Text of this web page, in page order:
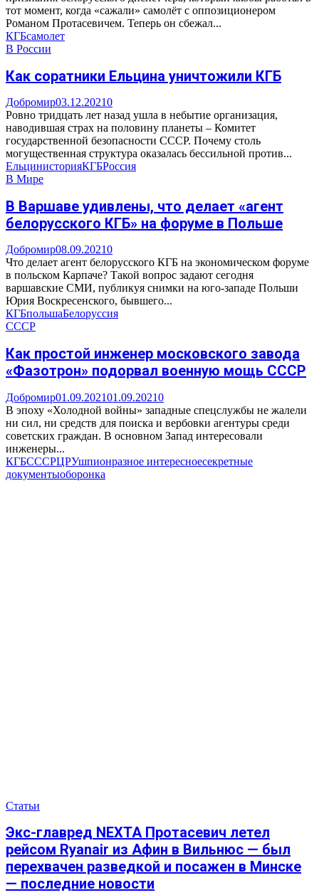
тот момент, когда «сажали» самолёт с оппозиционером
Романом Протасевичем. Теперь он сбежал...
КГБсамолет
В России
Как соратники Ельцина уничтожили КГБ
Добромир03.12.20210
Ровно тридцать лет назад ушла в небытие организация,
наводившая страх на половину планеты – Комитет
государственной безопасности СССР. Почему столь
могущественная структура оказалась бессильной против...
ЕльцинисторияКГБРоссия
В Мире
В Варшаве удивлены, что делает «агент
белорусского КГБ» на форуме в Польше
Добромир08.09.20210
Что делает агент белорусского КГБ на экономическом форуме
в польском Карпаче? Такой вопрос задают сегодня
варшавские СМИ, публикуя снимки на юго-западе Польши
Юрия Воскресенского, бывшего...
КГБпольшаБелоруссия
СССР
Как простой инженер московского завода
«Фазотрон» подорвал военную мощь СССР
Добромир01.09.202101.09.20210
В эпоху «Холодной войны» западные спецслужбы не жалели
ни сил, ни средств для поиска и вербовки агентуры среди
советских граждан. В основном Запад интересовали
инженеры...
КГБСССРЦРУшпионразное интересноесекретные
документыоборонка
Статьи
Экс-главред NEXTA Протасевич летел
рейсом Ryanair из Афин в Вильнюс — был
перехвачен разведкой и посажен в Минске
— последние новости